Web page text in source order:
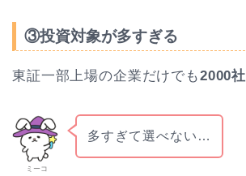
③投資対象が多すぎる
東証一部上場の企業だけでも2000社
ミーコ
多すぎて選べない…